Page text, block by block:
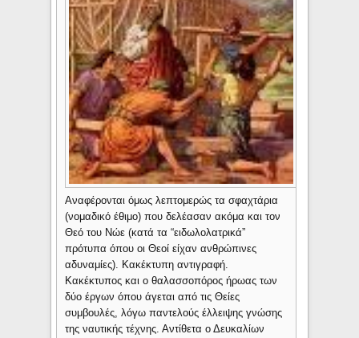
Αναφέρονται όμως λεπτομερώς τα σφαχτάρια
(νομαδικό έθιμο) που δελέασαν ακόμα και τον
Θεό του Νώε (κατά τα “ειδωλολατρικά”
πρότυπα όπου οι Θεοί είχαν ανθρώπινες
αδυναμίες). Κακέκτυπη αντιγραφή.
Κακέκτυπος και ο θαλασσοπόρος ήρωας των
δύο έργων όπου άγεται από τις Θείες
συμβουλές, λόγω παντελούς έλλειψης γνώσης
της ναυτικής τέχνης. Αντίθετα ο Δευκαλίων